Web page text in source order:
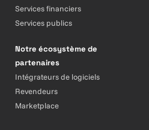
Services financiers
Services publics
Notre écosystème de
partenaires
Intégrateurs de logiciels
Revendeurs
Marketplace